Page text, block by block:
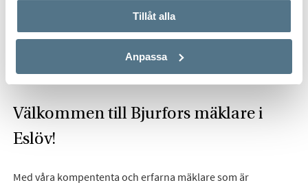
Tillåt alla
Anpassa
Hitta mäklare i Eslöv
Välkommen till Bjurfors mäklare i
Eslöv!
Med våra kompententa och erfarna mäklare som är